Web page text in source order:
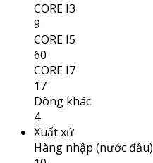
CORE I3
9
CORE I5
60
CORE I7
17
Dòng khác
4
Xuất xứ
Hàng nhập (nước đầu)